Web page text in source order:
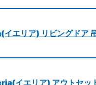
エリア) リビングドア
イエリア) アウトセッ